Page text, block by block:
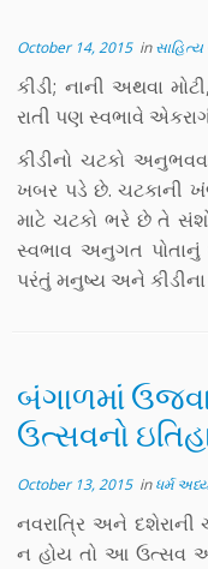
October 14, 2015in
કીડી; નાની અથવા
રાતી પણ સ્વભાવે
કીડીનો ચટકો
ખબર પડે છે. ચટકાની
માટે ચટકો ભરે છે તે
સ્વભાવ અનુગત પોતાનું
પરંતું મનુષ્ય અને
બંગાળમાં
ઉત્સવનો
October 13, 2015inધર્મ
નવરાત્રિ અને દશેરાની
ન હોય તો આ ઉત્સવ